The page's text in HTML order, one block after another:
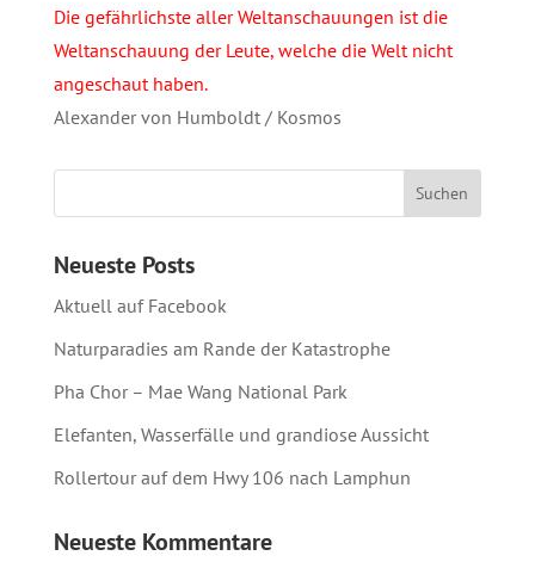
Die gefährlichste aller Weltanschauungen ist die
Weltanschauung der Leute, welche die Welt nicht
angeschaut haben.
Alexander von Humboldt / Kosmos
Neueste Posts
Aktuell auf Facebook
Naturparadies am Rande der Katastrophe
Pha Chor – Mae Wang National Park
Elefanten, Wasserfälle und grandiose Aussicht
Rollertour auf dem Hwy 106 nach Lamphun
Neueste Kommentare